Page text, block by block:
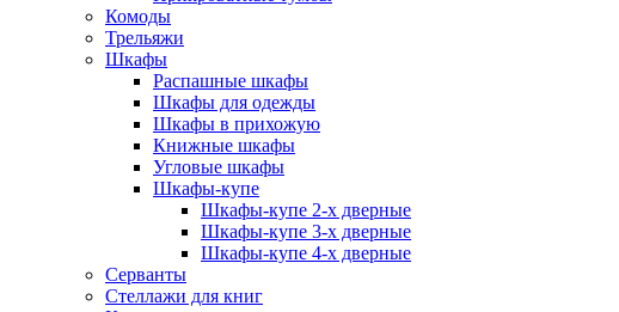
Комоды
Трельяжи
Шкафы
Распашные шкафы
Шкафы для одежды
Шкафы в прихожую
Книжные шкафы
Угловые шкафы
Шкафы-купе
Шкафы-купе 2-x дверные
Шкафы-купе 3-х дверные
Шкафы-купе 4-х дверные
Серванты
Стеллажи для книг